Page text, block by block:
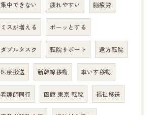
集中できない 疲れやすい 脳疲労
ミスが増える ボーッとする
ダブルタスク 転院サポート 遠方転院
医療搬送 新幹線移動 車いす移動
看護師同行 函館 東京 転院 福祉移送